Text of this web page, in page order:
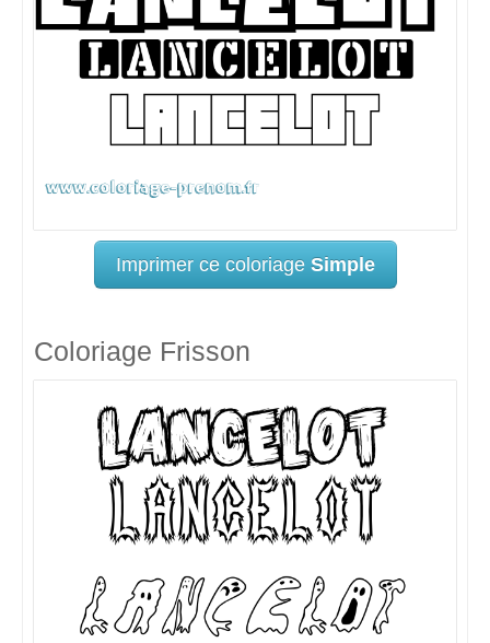
Imprimer ce coloriage Simple
Coloriage Frisson